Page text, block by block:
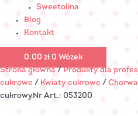
Sweetolina
Blog
Kontakt
0.00 zł 0 Wózek
Strona główna / Produkty dla
cukrowe / Kwiaty cukrowe /
cukrowyNr Art.: 053200